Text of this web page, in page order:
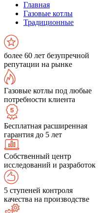
Главная
Газовые котлы
Традиционные
более 60 лет безупречной
репутации на рынке
Газовые котлы под любые
потребности клиента
Бесплатная расширенная
гарантия до 5 лет
Собственный центр
исследований и разработок
5 ступеней контроля
качества на производстве